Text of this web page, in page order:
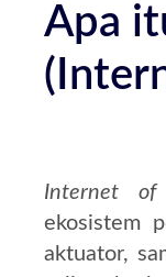
Apa
Internet of
ekosistem
aktuator,